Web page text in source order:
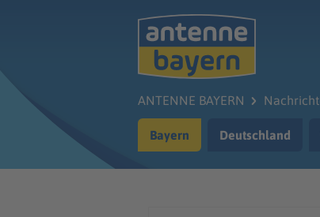
ANTENNE BAYERN
Bayern Deutschland